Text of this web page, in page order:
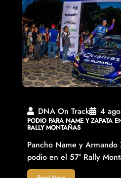
DNA On Track 4
PODIO PARA NAME Y ZAPATA
RALLY MONTAÑAS
Pancho Name y Armando
podio en el 57º Rally